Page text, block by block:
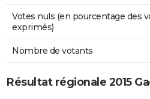
Votes nuls (en pourcentage des
exprimés)
Nombre de votants
Résultat régionale 2015